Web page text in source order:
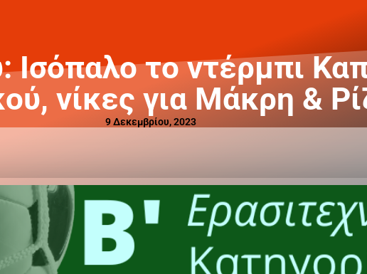
Ισόπαλο το ντέρμπι
νίκες για Μάκρη &
9 Δεκεμβρίου, 2023